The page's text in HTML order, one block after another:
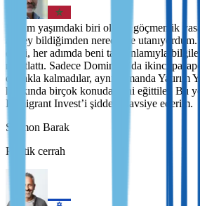
Benim yaşımdaki biri olarak göçmenlik
az şey bildiğimden neredeyse
ekibi, her adımda beni tam anlamıyla
rahatlattı. Sadece Dominika’da ikinci
olmakla kalmadılar, aynı zamanda Yatırım
hakkında birçok konuda beni eğittiler. Bu
Immigrant Invest’i şiddetle tavsiye ederim.
Shimon Barak
Plastik cerrah